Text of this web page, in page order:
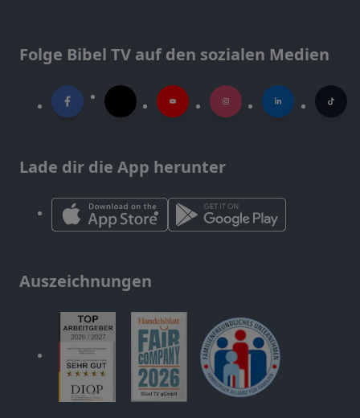
Folge Bibel TV auf den sozialen Medien
Lade dir die App herunter
Auszeichnungen